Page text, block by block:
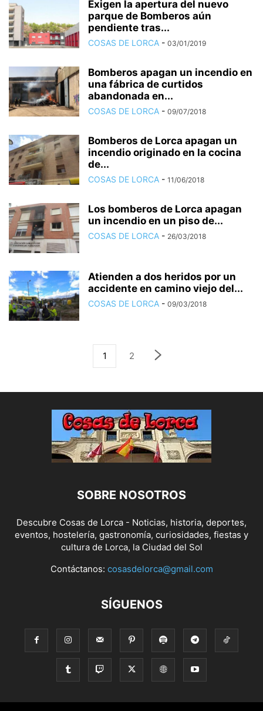
Exigen la apertura del nuevo
parque de Bomberos aún
pendiente tras...
COSAS DE LORCA - 03/01/2019
Bomberos apagan un incendio en
una fábrica de curtidos
abandonada en...
COSAS DE LORCA - 09/07/2018
Bomberos de Lorca apagan un
incendio originado en la cocina
de...
COSAS DE LORCA - 11/06/2018
Los bomberos de Lorca apagan
un incendio en un piso de...
COSAS DE LORCA - 26/03/2018
Atienden a dos heridos por un
accidente en camino viejo del...
COSAS DE LORCA - 09/03/2018
1 2
SOBRE NOSOTROS
Descubre Cosas de Lorca - Noticias, historia, deportes,
eventos, hostelería, gastronomía, curiosidades, fiestas y
cultura de Lorca, la Ciudad del Sol
Contáctanos: cosasdelorca@gmail.com
SÍGUENOS